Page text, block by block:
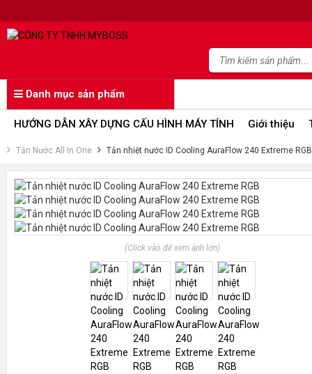
Danh mục sản phẩm
HƯỚNG DẪN XÂY DỰNG CẤU HÌNH MÁY TÍNH Giới thiệu
Tản Nước All In One Tản nhiệt nước ID Cooling AuraFlow 240 Extreme RGB
(Click vào để xem ảnh lớn)